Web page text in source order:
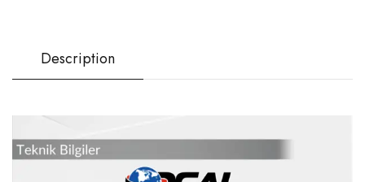
Description